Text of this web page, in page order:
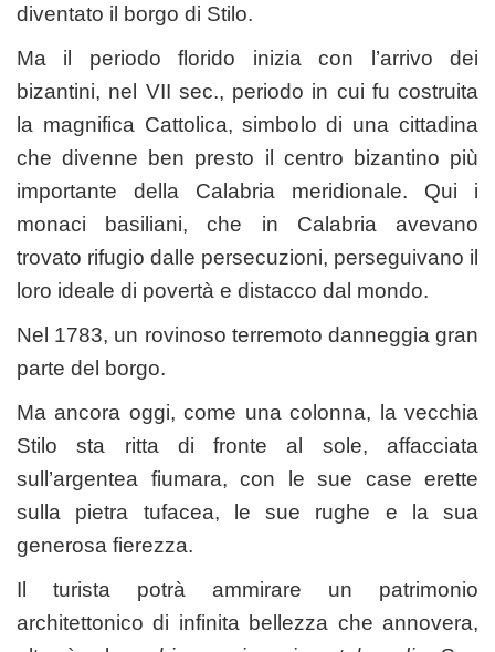
diventato il borgo di Stilo.
Ma il periodo florido inizia con l’arrivo dei
bizantini, nel VII sec., periodo in cui fu costruita
la magnifica Cattolica, simbolo di una cittadina
che divenne ben presto il centro bizantino più
importante della Calabria meridionale. Qui i
monaci basiliani, che in Calabria avevano
trovato rifugio dalle persecuzioni, perseguivano il
loro ideale di povertà e distacco dal mondo.
Nel 1783, un rovinoso terremoto danneggia gran
parte del borgo.
Ma ancora oggi, come una colonna, la vecchia
Stilo sta ritta di fronte al sole, affacciata
sull’argentea fiumara, con le sue case erette
sulla pietra tufacea, le sue rughe e la sua
generosa fierezza.
Il turista potrà ammirare un patrimonio
architettonico di infinita bellezza che annovera,